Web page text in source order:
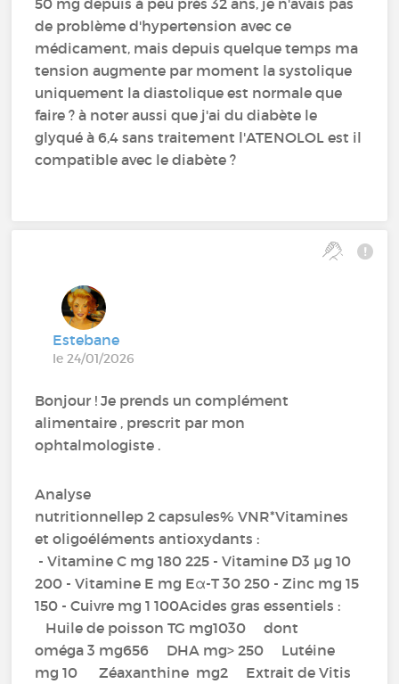
de problème d'hypertension avec ce
médicament, mais depuis quelque temps ma
tension augmente par moment la systolique
uniquement la diastolique est normale que
faire ? à noter aussi que j'ai du diabète le
glyqué à 6,4 sans traitement l'ATENOLOL est il
compatible avec le diabète ?
Estebane
le 24/01/2026
Bonjour ! Je prends un complément
alimentaire , prescrit par mon
ophtalmologiste .
Analyse
nutritionnellep 2 capsules% VNR*Vitamines
et oligoéléments antioxydants :
- Vitamine C mg 180 225 - Vitamine D3 µg 10
200 - Vitamine E mg Eα-T 30 250 - Zinc mg 15
150 - Cuivre mg 1 100Acides gras essentiels :
Huile de poisson TG mg1030 dont
oméga 3 mg656 DHA mg> 250 Lutéine
mg 10 Zéaxanthine mg2 Extrait de Vitis